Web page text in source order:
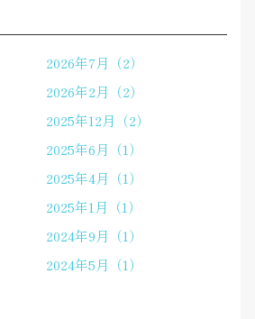
2026年7月（2）
2026年2月（2）
2025年12月（2）
2025年6月（1）
2025年4月（1）
2025年1月（1）
2024年9月（1）
2024年5月（1）